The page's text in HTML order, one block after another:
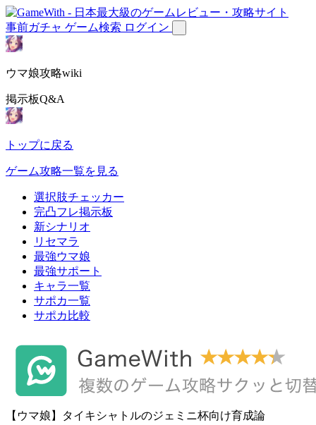
事前ガチャ ゲーム検索 ログイン
ウマ娘攻略wiki
掲示板Q&A
トップに戻る
ゲーム攻略一覧を見る
選択肢チェッカー
完凸フレ掲示板
新シナリオ
リセマラ
最強ウマ娘
最強サポート
キャラ一覧
サポカ一覧
サポカ比較
【ウマ娘】タイキシャトルのジェミニ杯向け育成論